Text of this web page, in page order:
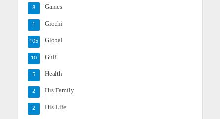
Games
8
Giochi
1
Global
105
Gulf
10
Health
5
His Family
2
His Life
2